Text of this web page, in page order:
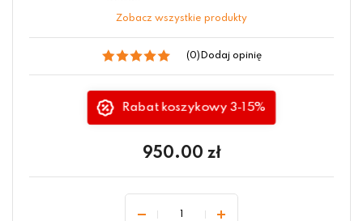
Zobacz wszystkie produkty
(0) Dodaj opinię
Rabat koszykowy 3-15%
950.00 zł